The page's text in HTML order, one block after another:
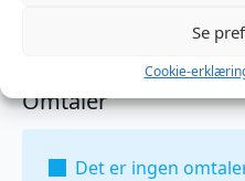
Se
Cookie-
Omtaler
Det er ingen